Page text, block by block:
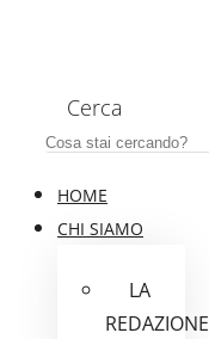
Cerca
HOME
CHI SIAMO
LA
REDAZIONE